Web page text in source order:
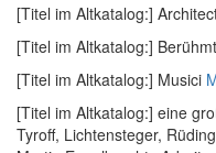
[Titel im Altkatalog:]
[Titel im Altkatalog:]
[Titel im Altkatalog:] Musici
[Titel im Altkatalog:] eine
Tyroff, Lichtensteger,